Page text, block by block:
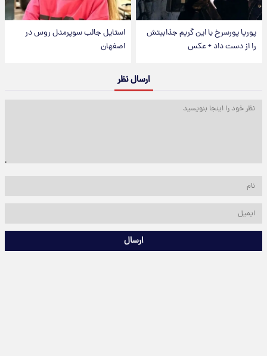
پوریا پورسرخ با این گریم جذابیتش
را از دست داد + عکس
استایل جالب سوپرمدل روس در
اصفهان
ارسال نظر
ارسال